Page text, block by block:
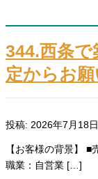
344.西条で
定からお願
投稿: 2026年7月18日
【お客様の背景】
職業：自営業 […]